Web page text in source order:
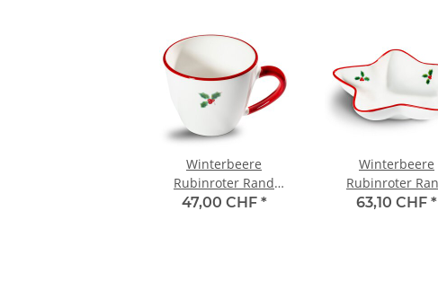
Winterbeere
Rubinroter Rand
Kaffeetasse Gourmet
47,00 CHF *
Winterbeere
Rubinroter
Sternschale
63,10 CHF *